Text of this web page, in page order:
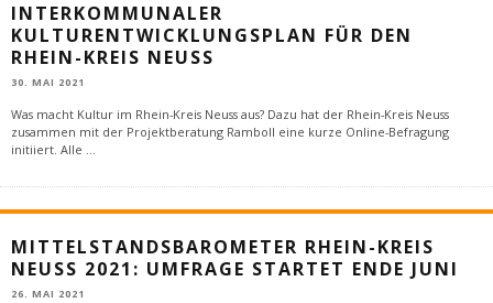
INTERKOMMUNALER
KULTURENTWICKLUNGSPLAN FÜR DEN
RHEIN-KREIS NEUSS
30. MAI 2021
Was macht Kultur im Rhein-Kreis Neuss aus? Dazu hat der Rhein-Kreis Neuss
zusammen mit der Projektberatung Ramboll eine kurze Online-Befragung
initiiert. Alle ...
MITTELSTANDSBAROMETER RHEIN-KREIS
NEUSS 2021: UMFRAGE STARTET ENDE JUNI
26. MAI 2021